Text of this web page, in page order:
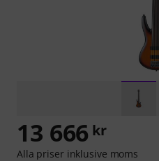
13 666 kr
Alla priser inklusive moms